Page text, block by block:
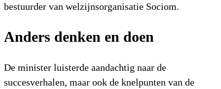
bestuurder van welzijnsorganisatie Sociom.
Anders denken en doen
De minister luisterde aandachtig naar de
succesverhalen, maar ook de knelpunten van de